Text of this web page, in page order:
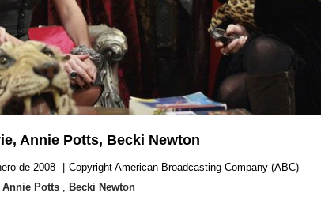
Annie Potts, Becki Newton
de 2008
Copyright American Broadcasting Company (ABC)
Annie Potts , Becki Newton